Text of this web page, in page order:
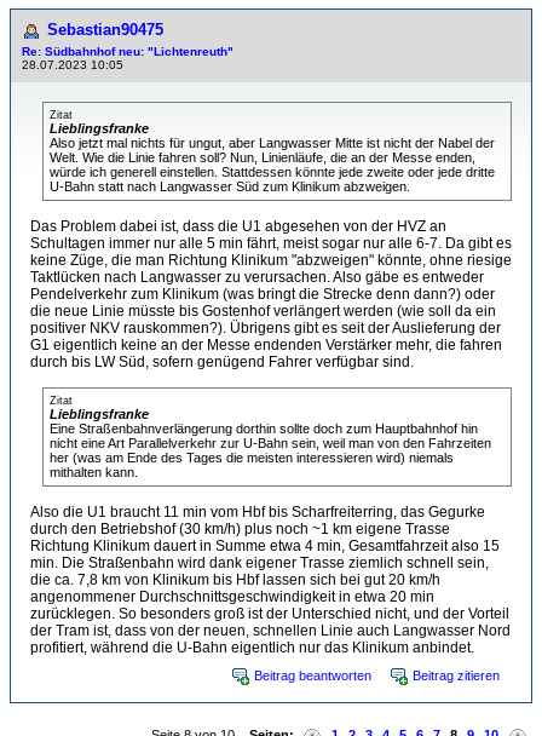
Sebastian90475
Re: Südbahnhof neu: "Lichtenreuth"
28.07.2023 10:05
Zitat
Lieblingsfranke
Also jetzt mal nichts für ungut, aber Langwasser Mitte ist nicht der Nabel der
Welt. Wie die Linie fahren soll? Nun, Linienläufe, die an der Messe enden,
würde ich generell einstellen. Stattdessen könnte jede zweite oder jede dritte
U-Bahn statt nach Langwasser Süd zum Klinikum abzweigen.
Das Problem dabei ist, dass die U1 abgesehen von der HVZ an
Schultagen immer nur alle 5 min fährt, meist sogar nur alle 6-7. Da gibt es
keine Züge, die man Richtung Klinikum "abzweigen" könnte, ohne riesige
Taktlücken nach Langwasser zu verursachen. Also gäbe es entweder
Pendelverkehr zum Klinikum (was bringt die Strecke denn dann?) oder
die neue Linie müsste bis Gostenhof verlängert werden (wie soll da ein
positiver NKV rauskommen?). Übrigens gibt es seit der Auslieferung der
G1 eigentlich keine an der Messe endenden Verstärker mehr, die fahren
durch bis LW Süd, sofern genügend Fahrer verfügbar sind.
Zitat
Lieblingsfranke
Eine Straßenbahnverlängerung dorthin sollte doch zum Hauptbahnhof hin
nicht eine Art Parallelverkehr zur U-Bahn sein, weil man von den Fahrzeiten
her (was am Ende des Tages die meisten interessieren wird) niemals
mithalten kann.
Also die U1 braucht 11 min vom Hbf bis Scharfreiterring, das Gegurke
durch den Betriebshof (30 km/h) plus noch ~1 km eigene Trasse
Richtung Klinikum dauert in Summe etwa 4 min, Gesamtfahrzeit also 15
min. Die Straßenbahn wird dank eigener Trasse ziemlich schnell sein,
die ca. 7,8 km von Klinikum bis Hbf lassen sich bei gut 20 km/h
angenommener Durchschnittsgeschwindigkeit in etwa 20 min
zurücklegen. So besonders groß ist der Unterschied nicht, und der Vorteil
der Tram ist, dass von der neuen, schnellen Linie auch Langwasser Nord
profitiert, während die U-Bahn eigentlich nur das Klinikum anbindet.
Beitrag beantworten Beitrag zitieren